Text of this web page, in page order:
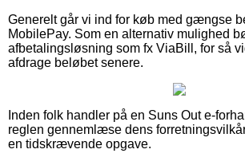
Generelt går vi ind for køb med gængse
MobilePay. Som en alternativ mulighed
afbetalingsløsning som fx ViaBill, for så
afdrage beløbet senere.
Inden folk handler på en Suns Out e-
reglen gennemlæse dens
en tidskrævende opgave.